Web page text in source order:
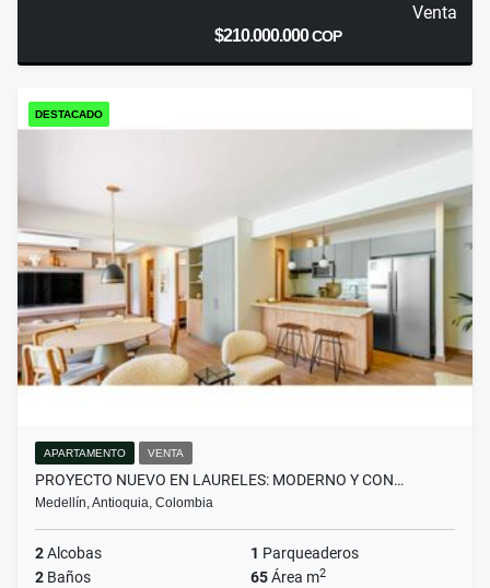
Venta
$210.000.000COP
DESTACADO
APARTAMENTO VENTA
PROYECTO NUEVO EN LAURELES: MODERNO Y CON…
Medellín, Antioquia, Colombia
2Alcobas 1 Parqueaderos
2 Baños 65Área m2